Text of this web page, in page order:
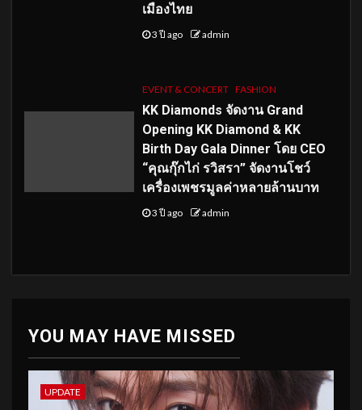
เมืองไทย
3 ปี ago admin
EVENT & CONCERT FASHION
KK Diamonds จัดงาน Grand
Opening KK Diamond & KK
Birth Day Gala Dinner โดย CEO
“คุณกุ๊กไก่ รวิสรา” จัดงานโชว์
เครื่องเพชรมูลค่าหลายล้านบาท
3 ปี ago admin
YOU MAY HAVE MISSED
UPDATE